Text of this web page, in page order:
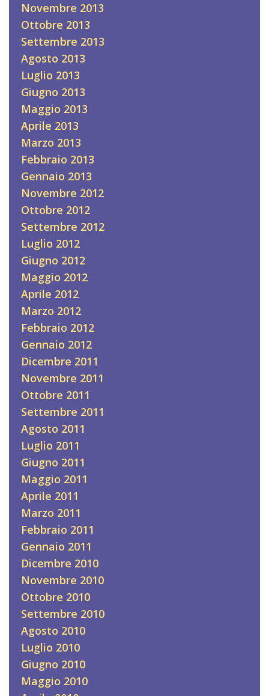
Novembre 2013
Ottobre 2013
Settembre 2013
Agosto 2013
Luglio 2013
Giugno 2013
Maggio 2013
Aprile 2013
Marzo 2013
Febbraio 2013
Gennaio 2013
Novembre 2012
Ottobre 2012
Settembre 2012
Luglio 2012
Giugno 2012
Maggio 2012
Aprile 2012
Marzo 2012
Febbraio 2012
Gennaio 2012
Dicembre 2011
Novembre 2011
Ottobre 2011
Settembre 2011
Agosto 2011
Luglio 2011
Giugno 2011
Maggio 2011
Aprile 2011
Marzo 2011
Febbraio 2011
Gennaio 2011
Dicembre 2010
Novembre 2010
Ottobre 2010
Settembre 2010
Agosto 2010
Luglio 2010
Giugno 2010
Maggio 2010